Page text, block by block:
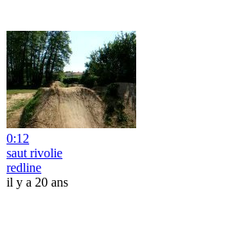
0:12
saut rivolie
redline
il y a 20 ans